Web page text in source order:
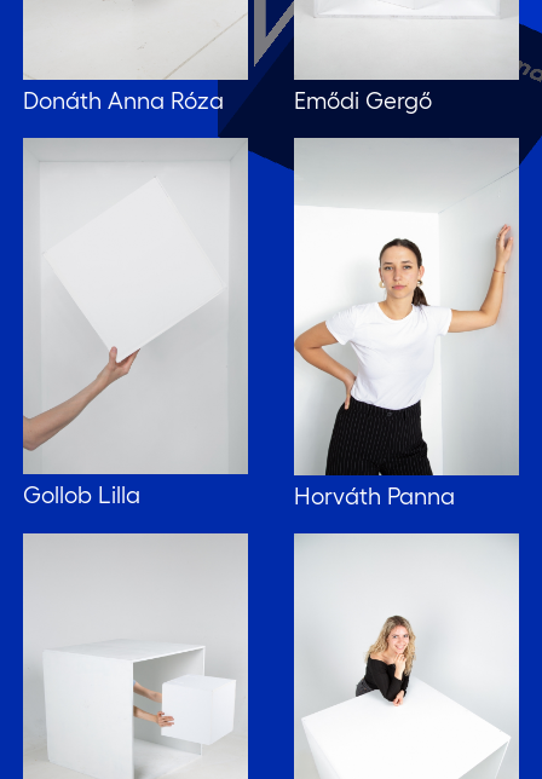
Donáth Anna Róza Emődi Gergő
Gollob Lilla Horváth Panna